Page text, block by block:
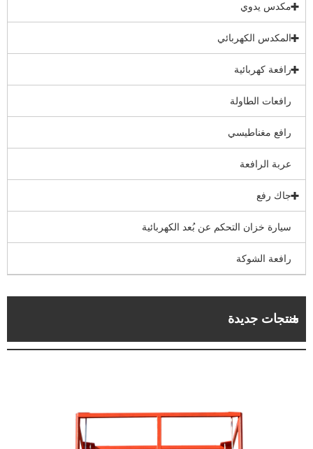
مكدس يدوي
المكدس الكهربائي
رافعة كهربائية
رافعات الطاولة
رافع مغناطيسي
عربة الرافعة
جاك رفع
سيارة خزان التحكم عن بُعد الكهربائية
رافعة الشوكة
منتجات جديدة